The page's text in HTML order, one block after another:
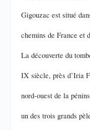
Gigouzac est situé
chemins de France et
La découverte du
IX siècle, près d’Iria
nord-ouest de la
un des trois grands